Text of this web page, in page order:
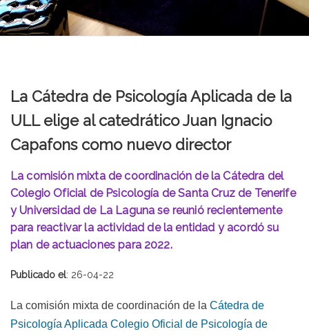
La Cátedra de Psicología Aplicada de la
ULL elige al catedrático Juan Ignacio
Capafons como nuevo director
La comisión mixta de coordinación de la Cátedra del
Colegio Oficial de Psicología de Santa Cruz de Tenerife
y Universidad de La Laguna se reunió recientemente
para reactivar la actividad de la entidad y acordó su
plan de actuaciones para 2022.
Publicado el: 26-04-22
La comisión mixta de coordinación de la Cátedra de
Psicología Aplicada Colegio Oficial de Psicología de